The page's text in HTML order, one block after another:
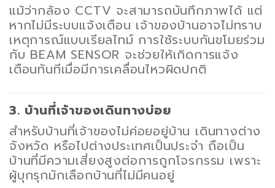
แม้ว่ากล้อง CCTV จะสามารถบันทึกภาพได้ แต่
หากไม่มีระบบแจ้งเตือน เจ้าของบ้านอาจไม่ทราบ
เหตุการณ์แบบเรียลไทม์ การใช้ระบบกันขโมยร่วม
กับ BEAM SENSOR จะช่วยให้เกิดการแจ้ง
เตือนทันทีเมื่อมีการเคลื่อนไหวผิดปกติ
3. บ้านที่เจ้าของเดินทางบ่อย
สำหรับบ้านที่เจ้าของไม่ค่อยอยู่บ้าน เดินทางต่าง
จังหวัด หรือไปต่างประเทศเป็นประจำ ถือเป็น
บ้านที่มีความเสี่ยงสูงต่อการถูกโจรกรรม เพราะ
ผู้บุกรุกมักเลือกบ้านที่ไม่มีคนอยู่